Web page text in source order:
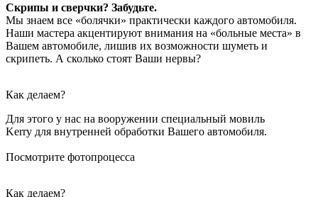
Скрипы и сверчки? Забудьте.
Мы знаем все «болячки» практически каждого автомобиля.
Наши мастера акцентируют внимания на «больные места» в
Вашем автомобиле, лишив их возможности шуметь и
скрипеть. А сколько стоят Ваши нервы?
Как делаем?
Для этого у нас на вооружении специальный мовиль
Kerry для внутренней обработки Вашего автомобиля.
Посмотрите фотопроцесса
Как делаем?